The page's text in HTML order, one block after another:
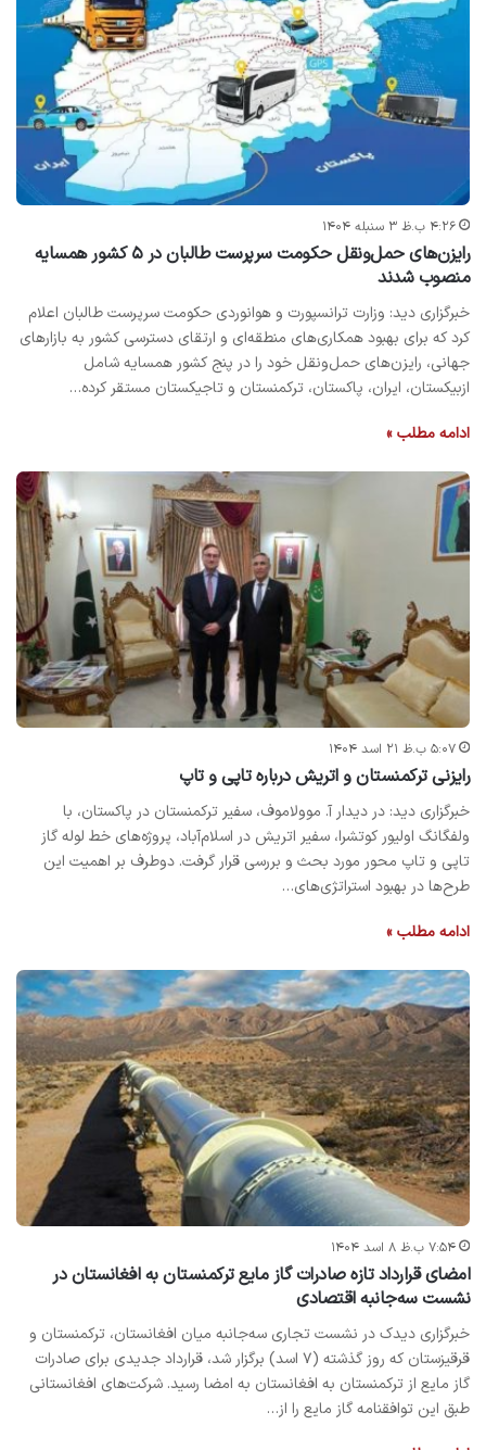
۴:۲۶ ب.ظ ۳ سنبله ۱۴۰۴
رایزن‌های حمل‌ونقل حکومت سرپرست طالبان در ۵ کشور همسایه
منصوب شدند
خبرگزاری دید: وزارت ترانسپورت و هوانوردی حکومت سرپرست طالبان اعلام
کرد که برای بهبود همکاری‌های منطقه‌ای و ارتقای دسترسی کشور به بازارهای
جهانی، رایزن‌های حمل‌ونقل خود را در پنج کشور همسایه شامل
ازبیکستان، ایران، پاکستان، ترکمنستان و تاجیکستان مستقر کرده…
ادامه مطلب »
۵:۰۷ ب.ظ ۲۱ اسد ۱۴۰۴
رایزنی ترکمنستان و اتریش درباره تاپی و تاپ
خبرگزاری دید: در دیدار آ. موولاموف، سفیر ترکمنستان در پاکستان، با
ولفگانگ اولیور کوتشرا، سفیر اتریش در اسلام‌آباد، پروژه‌های خط لوله گاز
تاپی و تاپ محور مورد بحث و بررسی قرار گرفت. دوطرف بر اهمیت این
طرح‌ها در بهبود استراتژی‌های…
ادامه مطلب »
۷:۵۴ ب.ظ ۸ اسد ۱۴۰۴
امضای قرارداد تازه صادرات گاز مایع ترکمنستان به افغانستان در
نشست سه‌جانبه اقتصادی
خبرگزاری دیدک در نشست تجاری سه‌جانبه میان افغانستان، ترکمنستان و
قرقیزستان که روز گذشته (۷ اسد) برگزار شد، قرارداد جدیدی برای صادرات
گاز مایع از ترکمنستان به افغانستان به امضا رسید. شرکت‌های افغانستانی
طبق این توافقنامه گاز مایع را از…